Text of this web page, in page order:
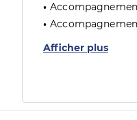
Afficher plus